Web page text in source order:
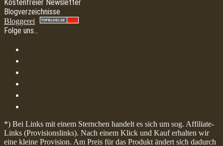
Kostenfreier Newsletter
Blogverzeichnisse
Bloggerei
Folge uns…
*) Bei Links mit einem Sternchen handelt es sich um sog. Affiliate-
Links (Provisionslinks). Nach einem Klick und Kauf erhalten wir
eine kleine Provision. Am Preis für das Produkt ändert sich dadurch